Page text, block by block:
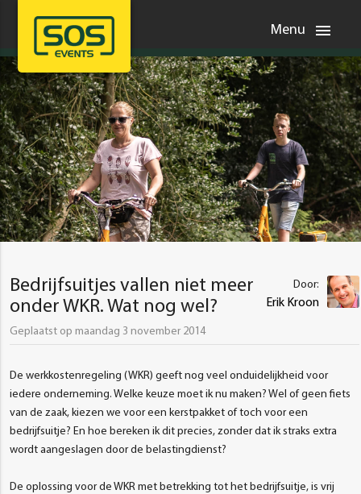
Menu menu
Door:
Erik Kroon
Bedrijfsuitjes vallen niet meer
onder WKR. Wat nog wel?
Geplaatst op maandag 3 november 2014
De werkkostenregeling (WKR) geeft nog veel onduidelijkheid voor
iedere onderneming. Welke keuze moet ik nu maken? Wel of geen fiets
van de zaak, kiezen we voor een kerstpakket of toch voor een
bedrijfsuitje? En hoe bereken ik dit precies, zonder dat ik straks extra
wordt aangeslagen door de belastingdienst?
De oplossing voor de WKR met betrekking tot het bedrijfsuitje, is vrij